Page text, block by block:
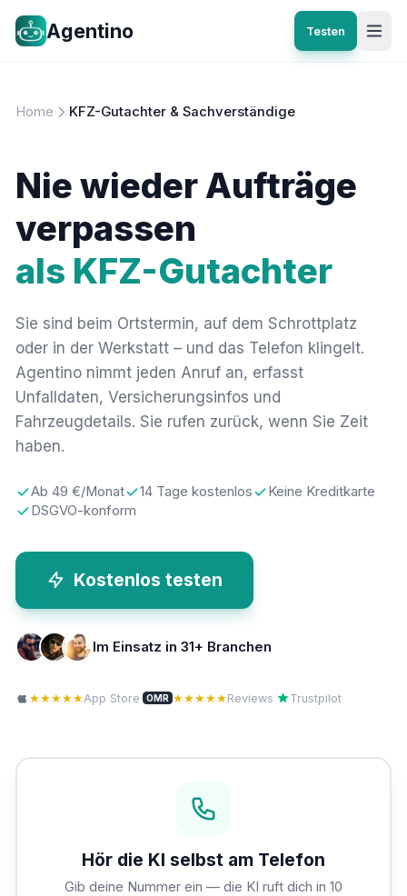
Agentino Testen
Home KFZ-Gutachter & Sachverständige
Nie wieder Aufträge
verpassen
als KFZ-Gutachter
Sie sind beim Ortstermin, auf dem Schrottplatz
oder in der Werkstatt – und das Telefon klingelt.
Agentino nimmt jeden Anruf an, erfasst
Unfalldaten, Versicherungsinfos und
Fahrzeugdetails. Sie rufen zurück, wenn Sie Zeit
haben.
Ab 49 €/Monat 14 Tage kostenlos
Keine Kreditkarte
DSGVO-konform
Kostenlos testen
Im Einsatz in 31+ Branchen
★★★★★App Store· OMR ★★★★★Reviews· Trustpilot
Hör die KI selbst am Telefon
Gib deine Nummer ein — die KI ruft dich in 10